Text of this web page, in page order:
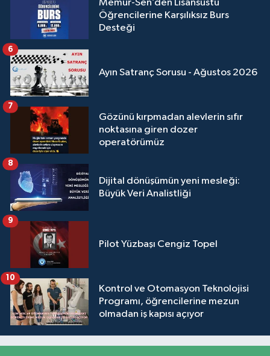
Memur-Sen’den Lisansüstü
Öğrencilerine Karşılıksız Burs
Desteği
Ayın Satranç Sorusu - Ağustos 2026
6
Gözünü kırpmadan alevlerin sıfır
noktasına giren dozer
operatörümüz
7
Dijital dönüşümün yeni mesleği:
Büyük Veri Analistliği
8
Pilot Yüzbaşı Cengiz Topel
9
Kontrol ve Otomasyon Teknolojisi
Programı, öğrencilerine mezun
olmadan iş kapısı açıyor
10